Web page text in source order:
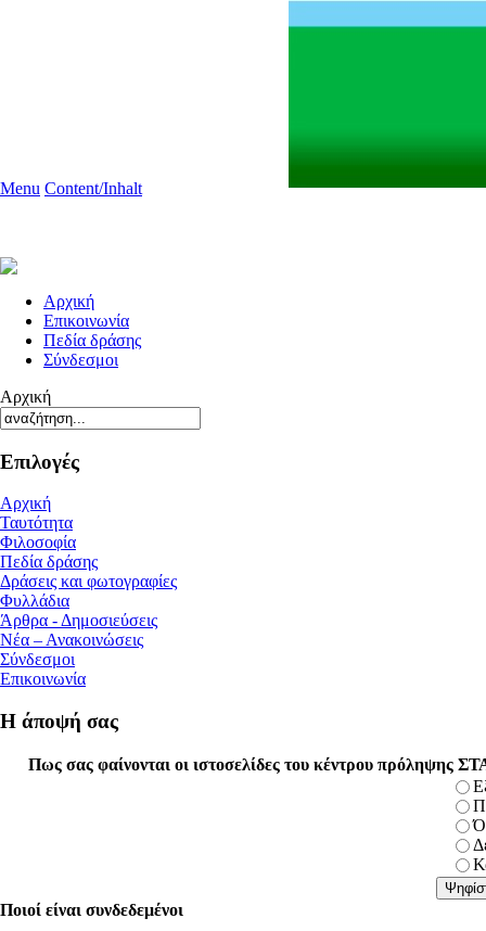
Menu Content/Inhalt
Aρχική
Επικοινωνία
Πεδία δράσης
Σύνδεσμοι
Αρχική
Επιλογές
Αρχική
Ταυτότητα
Φιλοσοφία
Πεδία δράσης
Δράσεις και φωτογραφίες
Φυλλάδια
Άρθρα - Δημοσιεύσεις
Νέα – Ανακοινώσεις
Σύνδεσμοι
Επικοινωνία
Η άποψή σας
Πως σας φαίνονται οι ιστοσελίδες του κέντρου πρόληψης
Ποιοί είναι συνδεδεμένοι